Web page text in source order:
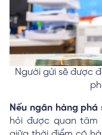
Người gửi sẽ được
Nếu ngân hàng phá
hỏi được quan